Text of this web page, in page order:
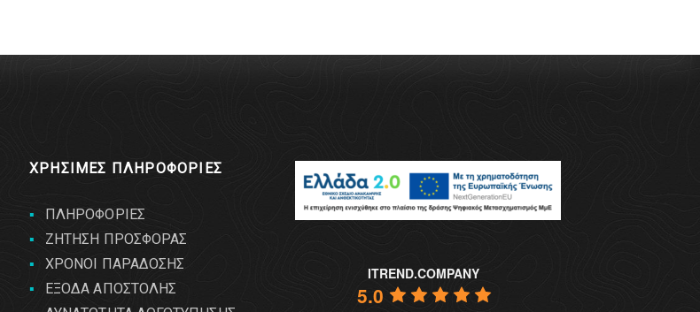
ΧΡΗΣΙΜΕΣ ΠΛΗΡΟΦΟΡΙΕΣ
ΠΛΗΡΟΦΟΡΙΕΣ
ΖΗΤΗΣΗ ΠΡΟΣΦΟΡΑΣ
ΧΡΟΝΟΙ ΠΑΡΑΔΟΣΗΣ
ΕΞΟΔΑ ΑΠΟΣΤΟΛΗΣ
ITREND.COMPANY
5.0